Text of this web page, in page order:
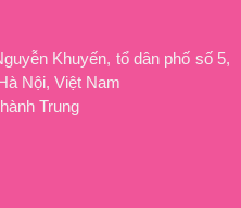
Khuyến, tổ dân phố số 5,
Nội, Việt Nam
Trung